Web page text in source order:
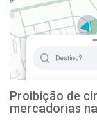
Proibição de
mercadorias